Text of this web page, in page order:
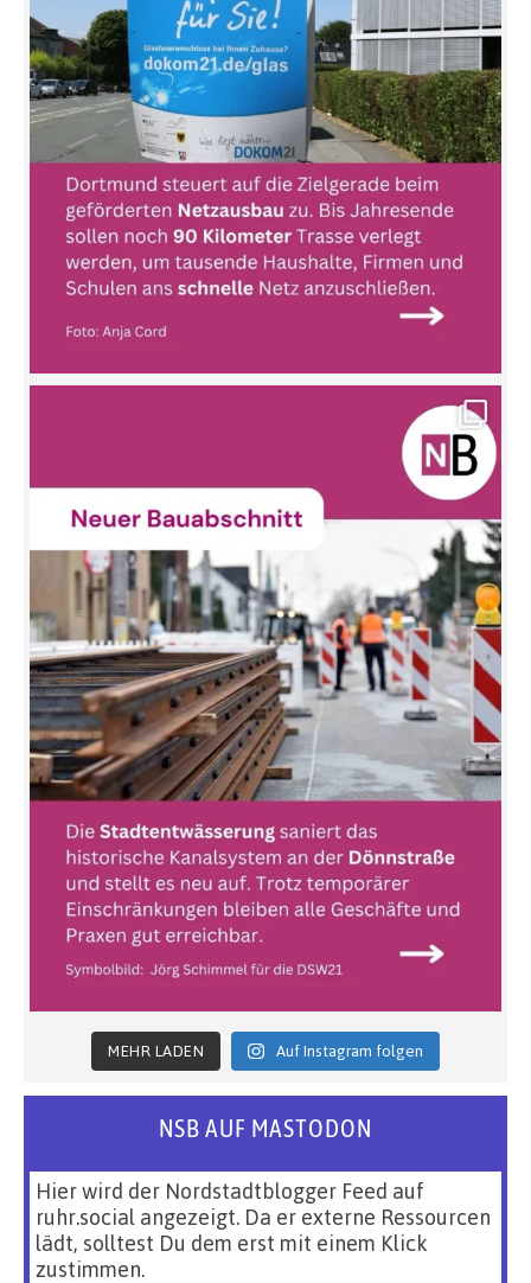
MEHR LADEN Auf Instagram folgen
NSB AUF MASTODON
Hier wird der Nordstadtblogger Feed auf
ruhr.social angezeigt. Da er externe Ressourcen
lädt, solltest Du dem erst mit einem Klick
zustimmen.